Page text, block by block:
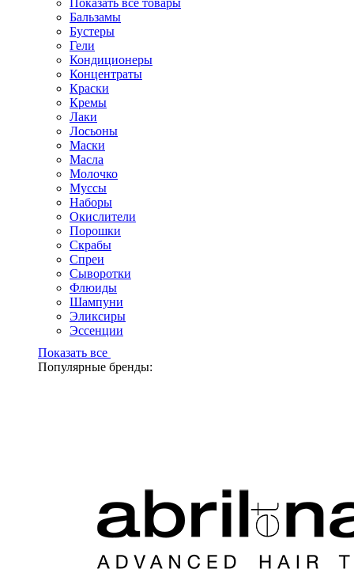
Показать все товары
Бальзамы
Бустеры
Гели
Кондиционеры
Концентраты
Краски
Кремы
Лаки
Лосьоны
Маски
Масла
Молочко
Муссы
Наборы
Окислители
Порошки
Скрабы
Спреи
Сыворотки
Флюиды
Шампуни
Эликсиры
Эссенции
Показать все
Популярные бренды: